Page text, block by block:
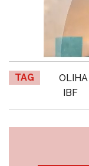
TAG OLIHA
IBF